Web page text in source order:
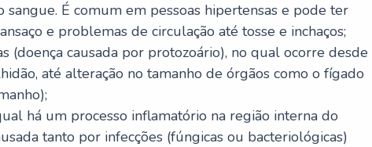
sangue. É comum em pessoas hipertensas e pode ter
e problemas de circulação até tosse e inchaços;
(doença causada por protozoário), no qual ocorre desde
até alteração no tamanho de órgãos como o fígado
há um processo inflamatório na região interna do
tanto por infecções (fúngicas ou bacteriológicas)